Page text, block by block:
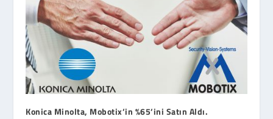
Konica Minolta, Mobotix’in %65’ini Satın Aldı.